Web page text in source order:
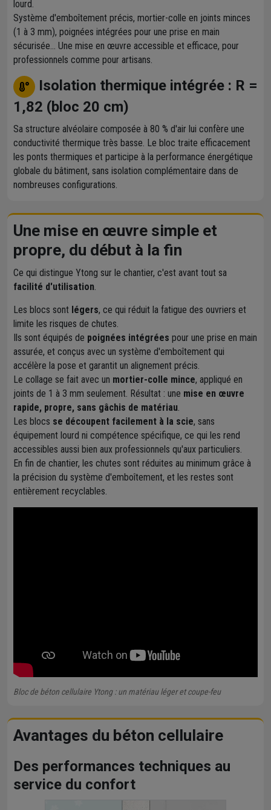
lourd.
Système d'emboîtement précis, mortier-colle en joints minces
(1 à 3 mm), poignées intégrées pour une prise en main
sécurisée... Une mise en œuvre accessible et efficace, pour
professionnels comme pour artisans.
Isolation thermique intégrée : R =
1,82 (bloc 20 cm)
Sa structure alvéolaire composée à 80 % d'air lui confère une
conductivité thermique très basse. Le bloc traite efficacement
les ponts thermiques et participe à la performance énergétique
globale du bâtiment, sans isolation complémentaire dans de
nombreuses configurations.
Une mise en œuvre simple et
propre, du début à la fin
Ce qui distingue Ytong sur le chantier, c'est avant tout sa
facilité d'utilisation.
Les blocs sont légers, ce qui réduit la fatigue des ouvriers et
limite les risques de chutes.
Ils sont équipés de poignées intégrées pour une prise en main
assurée, et conçus avec un système d'emboîtement qui
accélère la pose et garantit un alignement précis.
Le collage se fait avec un mortier-colle mince, appliqué en
joints de 1 à 3 mm seulement. Résultat : une mise en œuvre
rapide, propre, sans gâchis de matériau.
Les blocs se découpent facilement à la scie, sans
équipement lourd ni compétence spécifique, ce qui les rend
accessibles aussi bien aux professionnels qu'aux particuliers.
En fin de chantier, les chutes sont réduites au minimum grâce à
la précision du système d'emboîtement, et les restes sont
entièrement recyclables.
Bloc de béton cellulaire Ytong : un matériau léger et coupe-feu
Avantages du béton cellulaire
Des performances techniques au
service du confort